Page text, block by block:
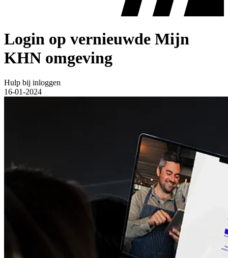
Login op vernieuwde Mijn
KHN omgeving
Hulp bij inloggen
16-01-2024